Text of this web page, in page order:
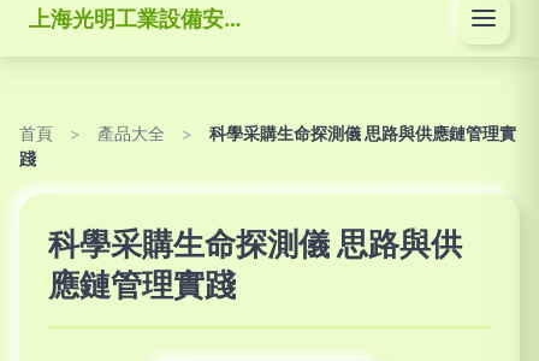
上海光明工業設備安裝有限公司
首頁 > 產品大全 >
科學采購生命探測儀 思路與供應鏈管理實
踐
科學采購生命探測儀 思路與供
應鏈管理實踐